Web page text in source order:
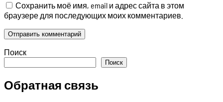
Сохранить моё имя, email и адрес сайта в этом
браузере для последующих моих комментариев.
Поиск
Поиск
Обратная связь